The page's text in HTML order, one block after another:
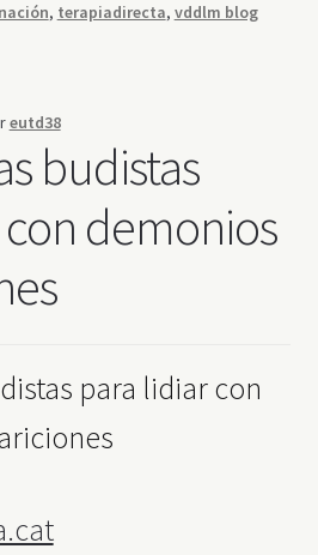
, terapiadirecta, vddlm blog
eutd38
budistas
demonios
para lidiar con